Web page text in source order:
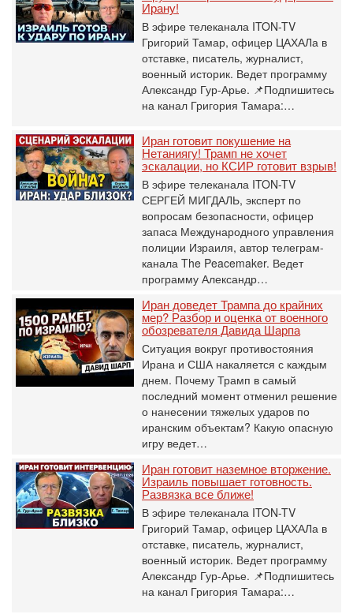
Ирану!
В эфире телеканала ITON-TV
Григорий Тамар, офицер ЦАХАЛа в
отставке, писатель, журналист,
военный историк. Ведет программу
Александр Гур-Арье. 📌Подпишитесь
на канал Григория Тамара:…
Иран готовит покушение на
Нетаниягу! Трамп не хочет
эскалации, но КСИР готовит взрыв!
В эфире телеканала ITON-TV
СЕРГЕЙ МИГДАЛЬ, эксперт по
вопросам безопасности, офицер
запаса Международного управления
полиции Израиля, автор телеграм-
канала The Peacemaker. Ведет
программу Александр…
Иран доведет Трампа до крайних
мер? Разбор и оценка от военного
обозревателя Давида Шарпа
Ситуация вокруг противостояния
Ирана и США накаляется с каждым
днем. Почему Трамп в самый
последний момент отменил решение
о нанесении тяжелых ударов по
иранским объектам? Какую опасную
игру ведет…
Иран готовит наземное вторжение.
Израиль повышает готовность.
Развязка все ближе!
В эфире телеканала ITON-TV
Григорий Тамар, офицер ЦАХАЛа в
отставке, писатель, журналист,
военный историк. Ведет программу
Александр Гур-Арье. 📌Подпишитесь
на канал Григория Тамара:…